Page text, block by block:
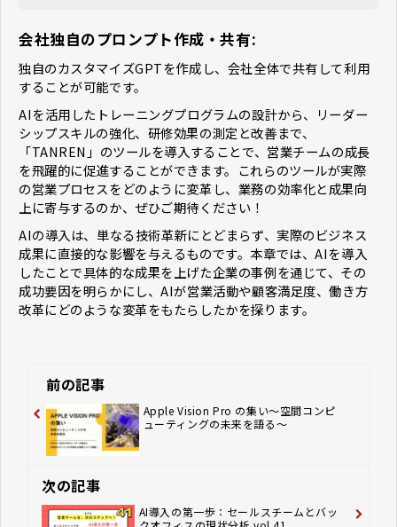
会社独自のプロンプト作成・共有:
独自のカスタマイズGPTを作成し、会社全体で共有して利用
することが可能です。
AIを活用したトレーニングプログラムの設計から、リーダー
シップスキルの強化、研修効果の測定と改善まで、
「TANREN」のツールを導入することで、営業チームの成長
を飛躍的に促進することができます。これらのツールが実際
の営業プロセスをどのように変革し、業務の効率化と成果向
上に寄与するのか、ぜひご期待ください！
AIの導入は、単なる技術革新にとどまらず、実際のビジネス
成果に直接的な影響を与えるものです。本章では、AIを導入
したことで具体的な成果を上げた企業の事例を通じて、その
成功要因を明らかにし、AIが営業活動や顧客満足度、働き方
改革にどのような変革をもたらしたかを探ります。
前の記事
Apple Vision Pro の集い〜空間コンピ
ューティングの未来を語る〜
次の記事
AI導入の第一歩：セールスチームとバッ